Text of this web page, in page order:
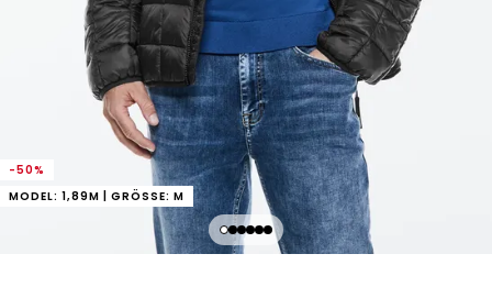
-50%
MODEL: 1,89M | GRÖSSE: M